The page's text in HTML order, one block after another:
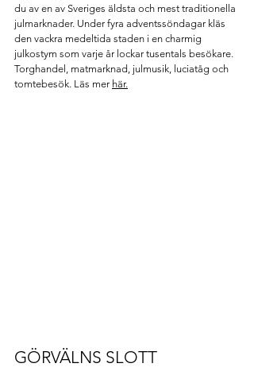
du av en av Sveriges äldsta och mest traditionella
julmarknader. Under fyra adventssöndagar kläs
den vackra medeltida staden i en charmig
julkostym som varje år lockar tusentals besökare.
Torghandel, matmarknad, julmusik, luciatåg och
tomtebesök. Läs mer här.
GÖRVÄLNS SLOTT